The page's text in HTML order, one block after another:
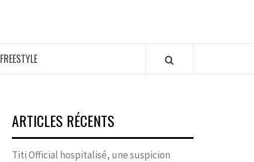
FREESTYLE
ARTICLES RÉCENTS
Titi Official hospitalisé, une suspicion